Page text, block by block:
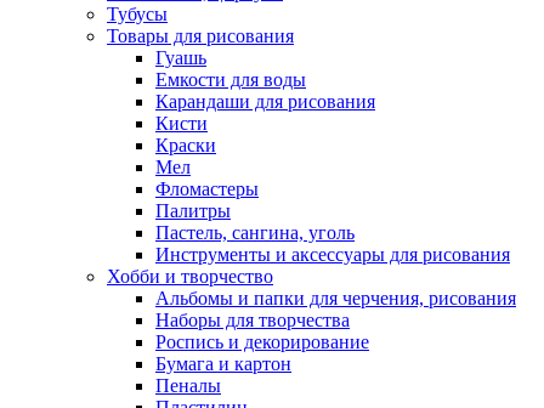
Тубусы
Товары для рисования
Гуашь
Емкости для воды
Карандаши для рисования
Кисти
Краски
Мел
Фломастеры
Палитры
Пастель, сангина, уголь
Инструменты и аксессуары для рисования
Хобби и творчество
Альбомы и папки для черчения, рисования
Наборы для творчества
Роспись и декорирование
Бумага и картон
Пеналы